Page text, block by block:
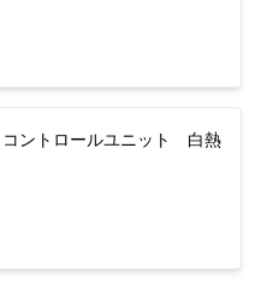
ントロールユニット 白熱